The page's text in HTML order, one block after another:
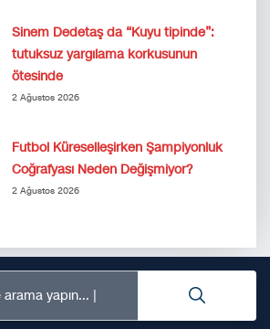
Sinem Dedetaş da “Kuyu tipinde”:
tutuksuz yargılama korkusunun
ötesinde
2 Ağustos 2026
Futbol Küreselleşirken Şampiyonluk
Coğrafyası Neden Değişmiyor?
2 Ağustos 2026
yapın...